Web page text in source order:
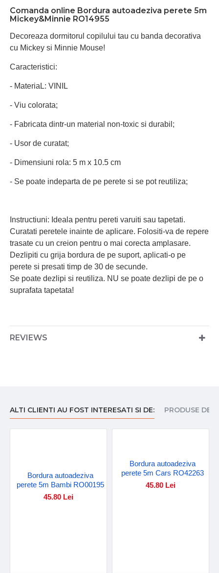
Comanda online Bordura autoadeziva perete 5m
Mickey&Minnie RO14955
Decoreaza dormitorul copilului tau cu banda decorativa
cu Mickey si Minnie Mouse!
Caracteristici:
- MateriaL: VINIL
- Viu colorata;
- Fabricata dintr-un material non-toxic si durabil;
- Usor de curatat;
- Dimensiuni rola: 5 m x 10.5 cm
- Se poate indeparta de pe perete si se pot reutiliza;
Instructiuni: Ideala pentru pereti varuiti sau tapetati.
Curatati peretele inainte de aplicare. Folositi-va de repere
trasate cu un creion pentru o mai corecta amplasare.
Dezlipiti cu grija bordura de pe suport, aplicati-o pe
perete si presati timp de 30 de secunde.
Se poate dezlipi si reutiliza. NU se poate dezlipi de pe o
suprafata tapetata!
REVIEWS
ALTI CLIENTI AU FOST INTERESATI SI DE: PRODUSE DE
Bordura autoadeziva
perete 5m Bambi RO00195
45.80 Lei
Bordura autoadeziva
perete 5m Cars RO42263
45.80 Lei